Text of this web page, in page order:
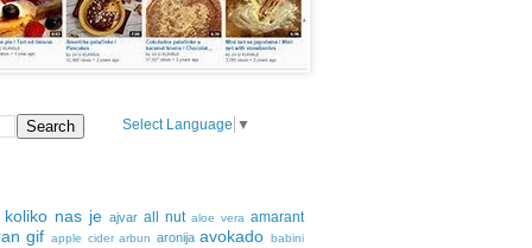
Select Language ▼
koliko nas je ajvar all nut aloe vera amarant
gif apple cider arbun aronija avokado babini